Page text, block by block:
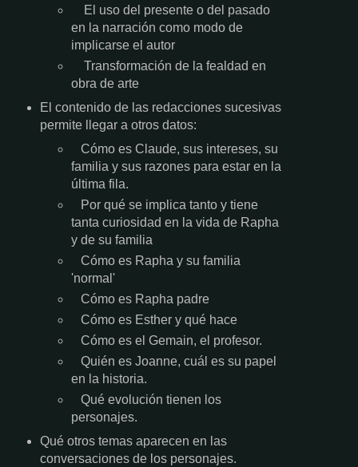
El uso del presente o del pasado
en la narración como modo de
implicarse el autor
Transformación de la fealdad en
obra de arte
El contenido de las redacciones sucesivas
permite llegar a otros datos:
Cómo es Claude, sus intereses, su
familia y sus razones para estar en la
última fila.
Por qué se implica tanto y tiene
tanta curiosidad en la vida de Rapha
y de su familia
Cómo es Rapha y su familia
'normal'
Cómo es Rapha padre
Cómo es Esther y qué hace
Cómo es el Gemain, el profesor.
Quién es Joanne, cuál es su papel
en la historia.
Qué evolución tienen los
personajes.
Qué otros temas aparecen en las
conversaciones de los personajes.